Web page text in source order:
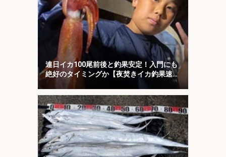
連日イカ100尾前後と釣果安定！入門にも
絶好のタイミングか【夜焚きイカ釣果速報
20選・福岡】